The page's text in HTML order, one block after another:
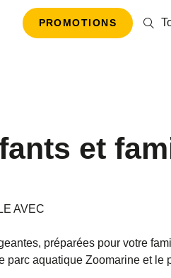
PROMOTIONS
et
AVEC
préparées pour votre
aquatique Zoomarine et